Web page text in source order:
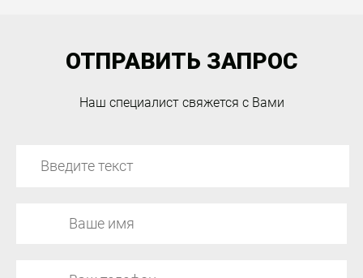
ОТПРАВИТЬ ЗАПРОС
Наш специалист свяжется с Вами